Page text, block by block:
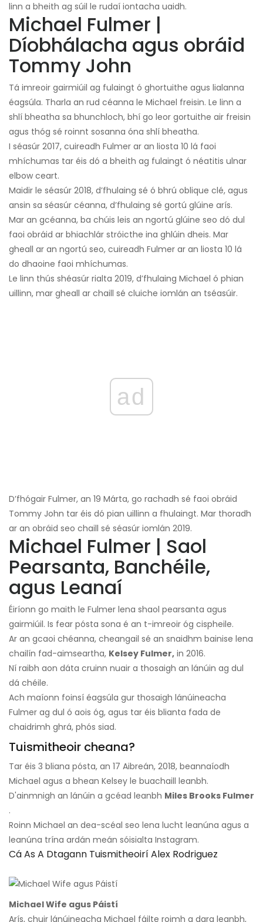
linn a bheith ag súil le rudaí iontacha uaidh.
Michael Fulmer |
Díobhálacha agus obráid
Tommy John
Tá imreoir gairmiúil ag fulaingt ó ghortuithe agus lialanna
éagsúla. Tharla an rud céanna le Michael freisin. Le linn a
shlí bheatha sa bhunchloch, bhí go leor gortuithe air freisin
agus thóg sé roinnt sosanna óna shlí bheatha.
I séasúr 2017, cuireadh Fulmer ar an liosta 10 lá faoi
mhíchumas tar éis dó a bheith ag fulaingt ó néatitis ulnar
elbow ceart.
Maidir le séasúr 2018, d’fhulaing sé ó bhrú oblique clé, agus
ansin sa séasúr céanna, d’fhulaing sé gortú glúine arís.
Mar an gcéanna, ba chúis leis an ngortú glúine seo dó dul
faoi obráid ar bhiachlár stróicthe ina ghlúin dheis. Mar
gheall ar an ngortú seo, cuireadh Fulmer ar an liosta 10 lá
do dhaoine faoi mhíchumas.
Le linn thús shéasúr rialta 2019, d’fhulaing Michael ó phian
uillinn, mar gheall ar chaill sé cluiche iomlán an tséasúir.
ad
D’fhógair Fulmer, an 19 Márta, go rachadh sé faoi obráid
Tommy John tar éis dó pian uillinn a fhulaingt. Mar thoradh
ar an obráid seo chaill sé séasúr iomlán 2019.
Michael Fulmer | Saol
Pearsanta, Banchéile,
agus Leanaí
Éiríonn go maith le Fulmer lena shaol pearsanta agus
gairmiúil. Is fear pósta sona é an t-imreoir óg cispheile.
Ar an gcaoi chéanna, cheangail sé an snaidhm bainise lena
chailín fad-aimseartha, Kelsey Fulmer, in 2016.
Ní raibh aon dáta cruinn nuair a thosaigh an lánúin ag dul
dá chéile.
Ach maíonn foinsí éagsúla gur thosaigh lánúineacha
Fulmer ag dul ó aois óg, agus tar éis blianta fada de
chaidrimh ghrá, phós siad.
Tuismitheoir cheana?
Tar éis 3 bliana pósta, an 17 Aibreán, 2018, beannaíodh
Michael agus a bhean Kelsey le buachaill leanbh.
D'ainmnigh an lánúin a gcéad leanbh Miles Brooks Fulmer
.
Roinn Michael an dea-scéal seo lena lucht leanúna agus a
leanúna trína ardán meán sóisialta Instagram.
Cá As A Dtagann Tuismitheoirí Alex Rodriguez
Michael Wife agus Páistí
Arís, chuir lánúineacha Michael fáilte roimh a dara leanbh,